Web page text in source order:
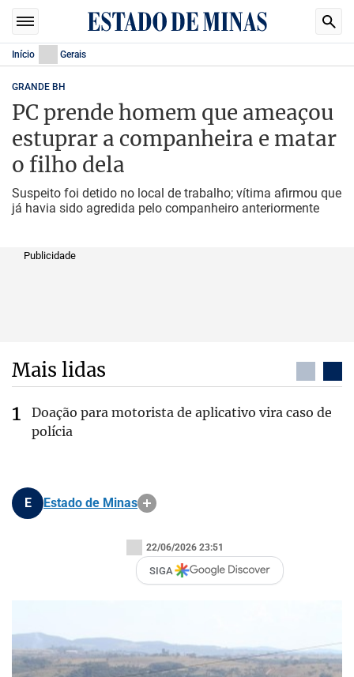
Início Gerais
GRANDE BH
PC prende homem que ameaçou
estuprar a companheira e matar
o filho dela
Suspeito foi detido no local de trabalho; vítima afirmou que
já havia sido agredida pelo companheiro anteriormente
Publicidade
Mais lidas
Doação para motorista de aplicativo vira caso de
polícia
E Estado de Minas
22/06/2026 23:51
SIGA